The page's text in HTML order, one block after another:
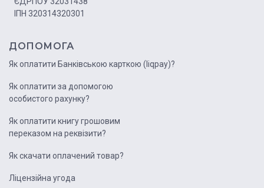
ІПН 320314320301
ДОПОМОГА
Як оплатити Банківською карткою (liqpay)?
Як оплатити за допомогою
особистого рахунку?
Як оплатити книгу грошовим
переказом на реквізити?
Як скачати оплачений товар?
Ліцензійна угода